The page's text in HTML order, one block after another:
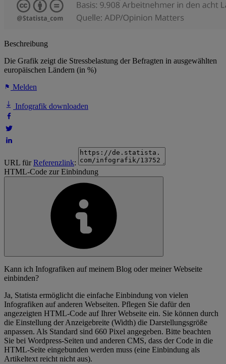
Beschreibung
Die Grafik zeigt die Stressbelastung der Befragten in ausgewählten
europäischen Ländern (in %)
Melden
Infografik downloaden
URL fürReferenzlink:
HTML-Code zur Einbindung
Kann ich Infografiken auf meinem Blog oder meiner Webseite
einbinden?
Ja, Statista ermöglicht die einfache Einbindung von vielen
Infografiken auf anderen Webseiten. Pflegen Sie dafür den
angezeigten HTML-Code auf Ihrer Webseite ein. Sie können durch
die Einstellung der Anzeigebreite (Width) die Darstellungsgröße
anpassen. Als Standard sind 660 Pixel angegeben. Bitte beachten
Sie bei Wordpress-Seiten und anderen CMS, dass der Code in die
HTML-Seite eingebunden werden muss (eine Einbindung als
Artikeltext reicht nicht aus).